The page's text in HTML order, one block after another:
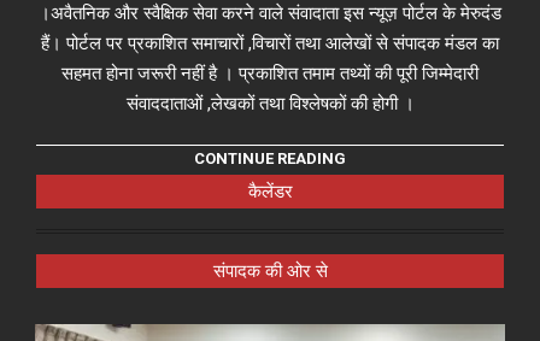
।अवैतनिक और स्वैक्षिक सेवा करने वाले संवादाता इस न्यूज़ पोर्टल के मेरुदंड
हैं। पोर्टल पर प्रकाशित समाचारों ,विचारों तथा आलेखों से संपादक मंडल का
सहमत होना जरूरी नहीं है । प्रकाशित तमाम तथ्यों की पूरी जिम्मेदारी
संवाददाताओं ,लेखकों तथा विश्लेषकों की होगी ।
CONTINUE READING
कैलेंडर
संपादक की ओर से